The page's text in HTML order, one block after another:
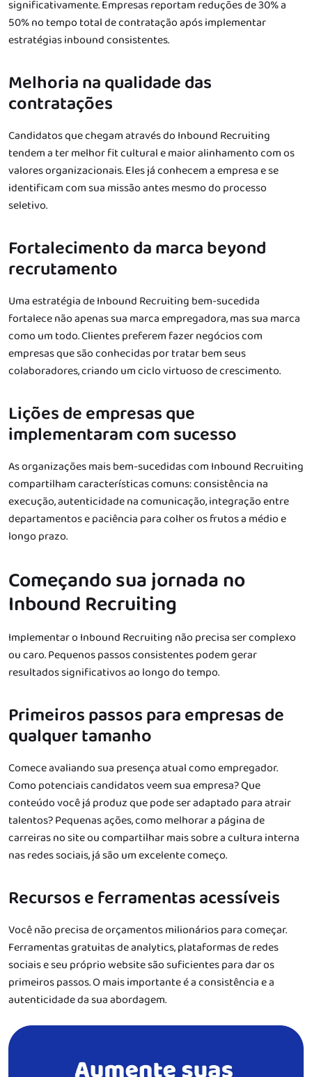
significativamente. Empresas reportam reduções de 30% a
50% no tempo total de contratação após implementar
estratégias inbound consistentes.
Melhoria na qualidade das
contratações
Candidatos que chegam através do Inbound Recruiting
tendem a ter melhor fit cultural e maior alinhamento com os
valores organizacionais. Eles já conhecem a empresa e se
identificam com sua missão antes mesmo do processo
seletivo.
Fortalecimento da marca beyond
recrutamento
Uma estratégia de Inbound Recruiting bem-sucedida
fortalece não apenas sua marca empregadora, mas sua marca
como um todo. Clientes preferem fazer negócios com
empresas que são conhecidas por tratar bem seus
colaboradores, criando um ciclo virtuoso de crescimento.
Lições de empresas que
implementaram com sucesso
As organizações mais bem-sucedidas com Inbound Recruiting
compartilham características comuns: consistência na
execução, autenticidade na comunicação, integração entre
departamentos e paciência para colher os frutos a médio e
longo prazo.
Começando sua jornada no
Inbound Recruiting
Implementar o Inbound Recruiting não precisa ser complexo
ou caro. Pequenos passos consistentes podem gerar
resultados significativos ao longo do tempo.
Primeiros passos para empresas de
qualquer tamanho
Comece avaliando sua presença atual como empregador.
Como potenciais candidatos veem sua empresa? Que
conteúdo você já produz que pode ser adaptado para atrair
talentos? Pequenas ações, como melhorar a página de
carreiras no site ou compartilhar mais sobre a cultura interna
nas redes sociais, já são um excelente começo.
Recursos e ferramentas acessíveis
Você não precisa de orçamentos milionários para começar.
Ferramentas gratuitas de analytics, plataformas de redes
sociais e seu próprio website são suficientes para dar os
primeiros passos. O mais importante é a consistência e a
autenticidade da sua abordagem.